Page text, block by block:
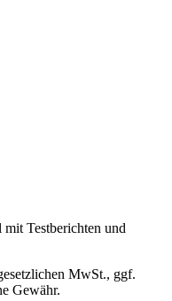
mit Testberichten und
MwSt., ggf.
Gewähr.